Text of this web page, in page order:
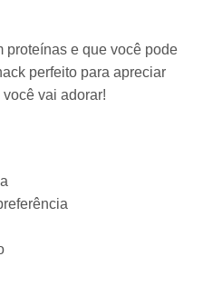
proteínas e que você pode
perfeito para apreciar
vai adorar!